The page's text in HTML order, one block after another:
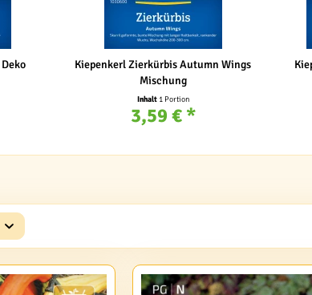
Kiepenkerl Zierkürbis Autumn Wings
Mischung
Inhalt 1 Portion
3,59 € *